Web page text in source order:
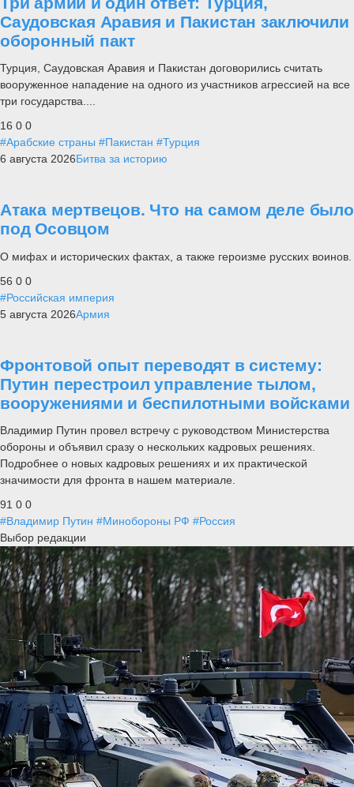
Саудовская Аравия и Пакистан заключили
оборонный пакт
Турция, Саудовская Аравия и Пакистан договорились считать
вооруженное нападение на одного из участников агрессией на все
три государства....
16 0 0
#Арабские страны #Пакистан #Турция
6 августа 2026Битва за историю
Атака мертвецов. Что на самом деле было
под Осовцом
О мифах и исторических фактах, а также героизме русских воинов.
56 0 0
#Российская империя
5 августа 2026Армия
Фронтовой опыт переводят в систему:
Путин перестроил управление тылом,
вооружениями и беспилотными войсками
Владимир Путин провел встречу с руководством Министерства
обороны и объявил сразу о нескольких кадровых решениях.
Подробнее о новых кадровых решениях и их практической
значимости для фронта в нашем материале.
91 0 0
#Владимир Путин #Минобороны РФ #Россия
Выбор редакции